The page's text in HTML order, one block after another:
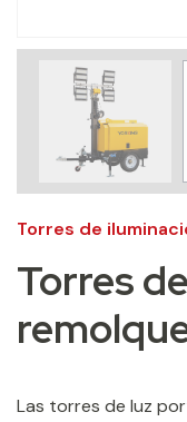
Torres de
Torres
Las torres de luz